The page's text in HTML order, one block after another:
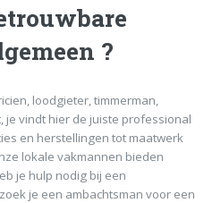
?
loodgieter, timmerman,
je vindt hier de juiste professional
en herstellingen tot maatwerk
lokale vakmannen bieden
je hulp nodig bij een
je een ambachtsman voor een